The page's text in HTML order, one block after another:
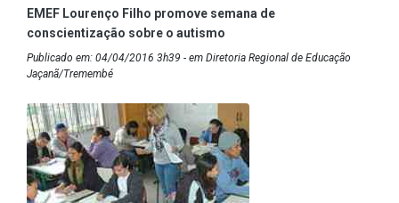
EMEF Lourenço Filho promove semana de
conscientização sobre o autismo
Publicado em: 04/04/2016 3h39 - em Diretoria Regional de Educação
Jaçanã/Tremembé